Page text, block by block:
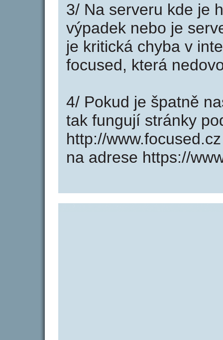
3/ Na serveru kde je
výpadek nebo je
je kritická chyba v
focused, která
4/ Pokud je špatně
tak fungují stránky
http://
na adrese https://